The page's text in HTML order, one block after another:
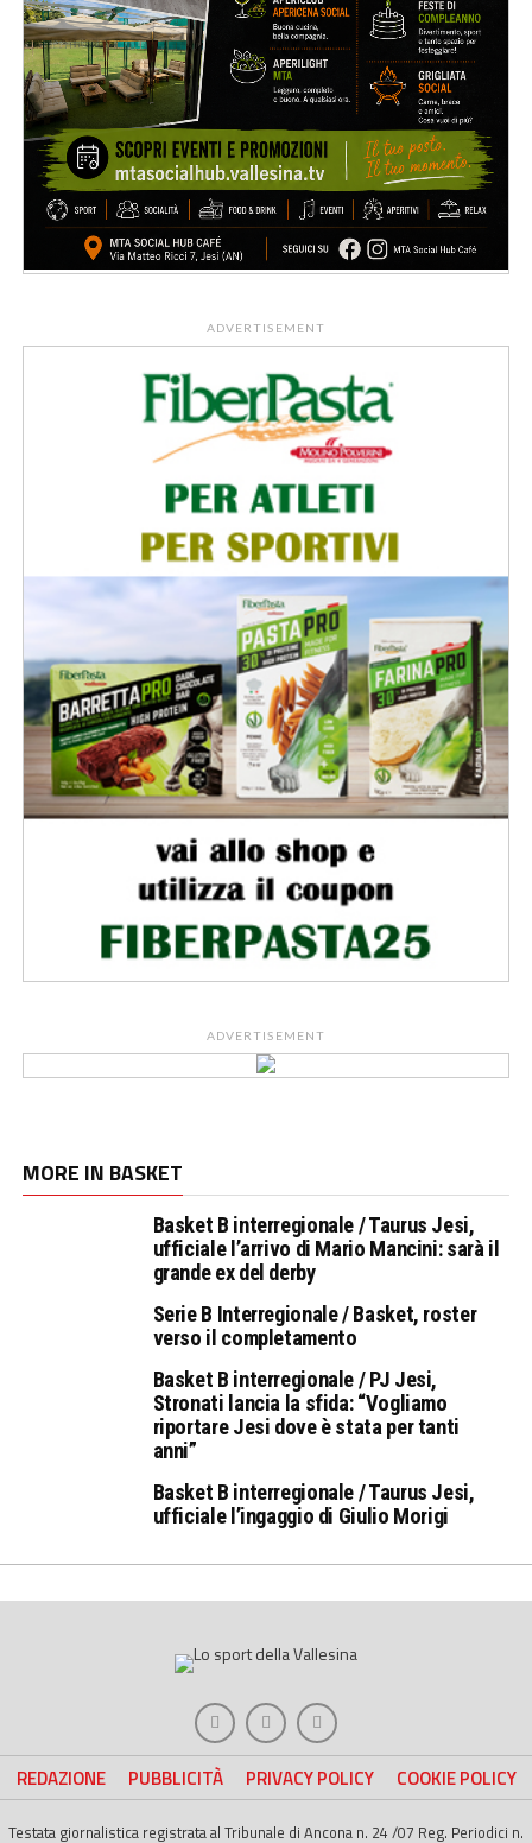
ADVERTISEMENT
ADVERTISEMENT
MORE IN BASKET
Basket B interregionale / Taurus Jesi,
ufficiale l’arrivo di Mario Mancini: sarà il
grande ex del derby
Serie B Interregionale / Basket, roster
verso il completamento
Basket B interregionale / PJ Jesi,
Stronati lancia la sfida: “Vogliamo
riportare Jesi dove è stata per tanti
anni”
Basket B interregionale / Taurus Jesi,
ufficiale l’ingaggio di Giulio Morigi
REDAZIONE PUBBLICITÀ PRIVACY POLICY COOKIE POLICY
Testata giornalistica registrata al Tribunale di Ancona n. 24 /07 Reg. Periodici n.